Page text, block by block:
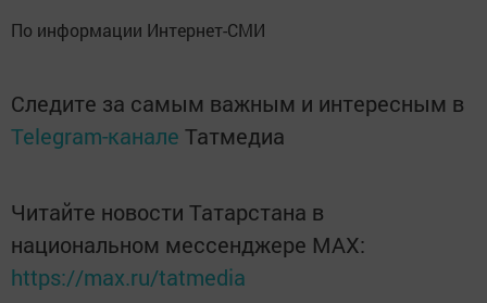
По информации Интернет-СМИ
Следите за самым важным и интересным в
Telegram-канале Татмедиа
Читайте новости Татарстана в
национальном мессенджере MАХ:
https://max.ru/tatmedia